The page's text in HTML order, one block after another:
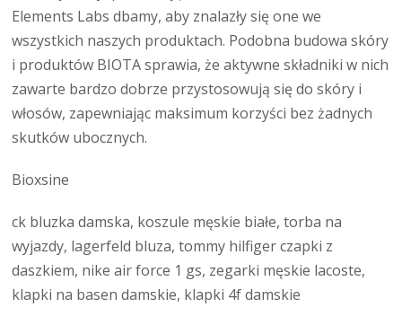
Elements Labs dbamy, aby znalazły się one we
wszystkich naszych produktach. Podobna budowa skóry
i produktów BIOTA sprawia, że aktywne składniki w nich
zawarte bardzo dobrze przystosowują się do skóry i
włosów, zapewniając maksimum korzyści bez żadnych
skutków ubocznych.
Bioxsine
ck bluzka damska, koszule męskie białe, torba na
wyjazdy, lagerfeld bluza, tommy hilfiger czapki z
daszkiem, nike air force 1 gs, zegarki męskie lacoste,
klapki na basen damskie, klapki 4f damskie